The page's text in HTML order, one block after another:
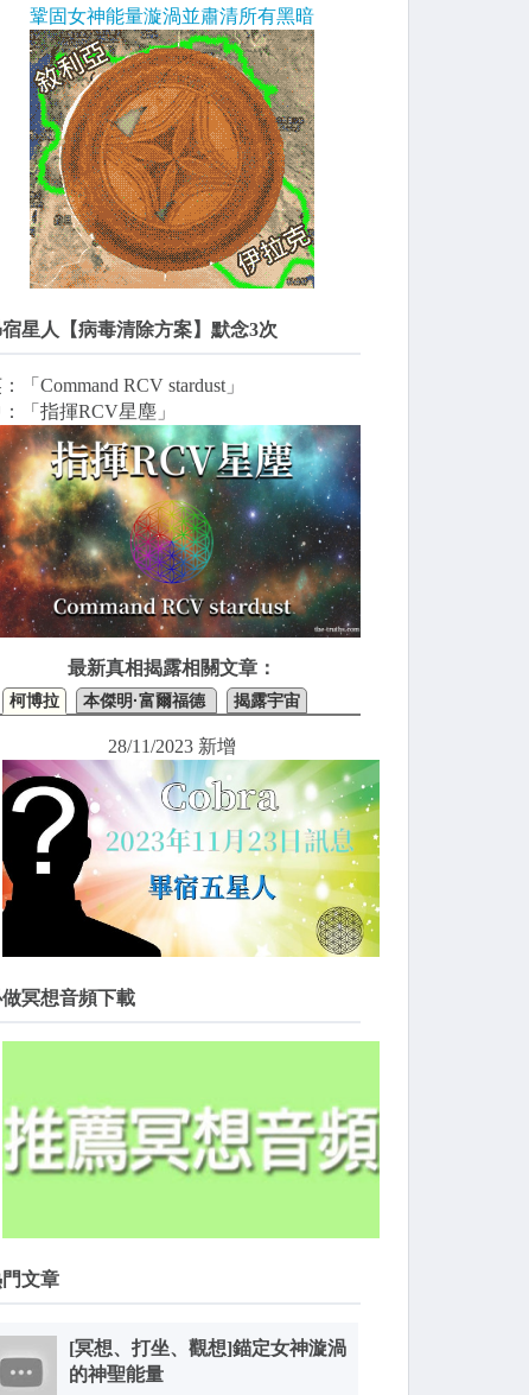
鞏固女神能量漩渦並肅清所有黑暗
宿星人【病毒清除方案】默念3次
「Command RCV stardust」
「指揮RCV星塵」
最新真相揭露相關文章：
柯博拉 本傑明·富爾福德 揭露宇宙
28/11/2023 新增
做冥想音頻下載
文章
[冥想、打坐、觀想]錨定女神漩渦
的神聖能量